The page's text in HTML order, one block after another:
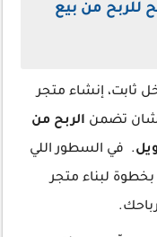
للربح من بيع
ثابت، إنشاء متجر
عشان تضمن الربح من
. في السطور اللي
لبناء متجر